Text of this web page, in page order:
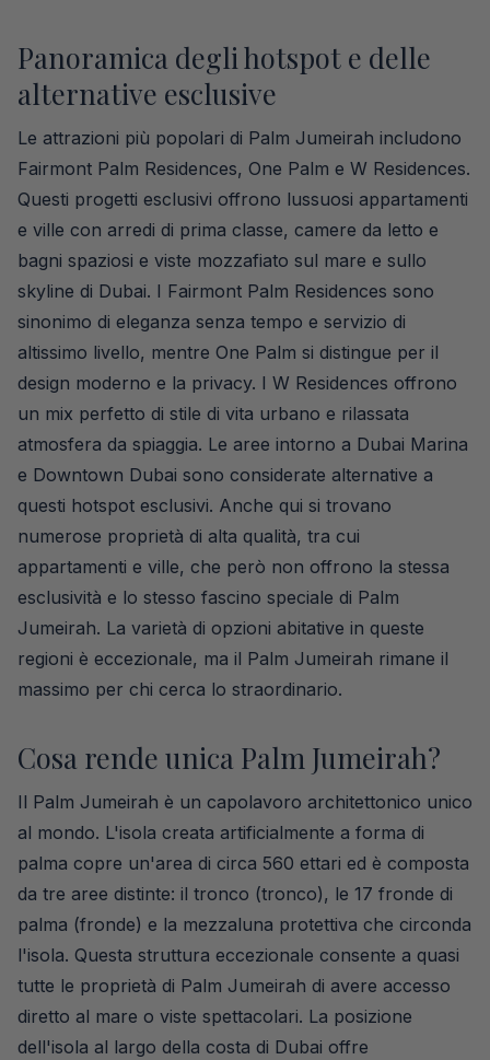
Panoramica degli hotspot e delle
alternative esclusive
Le attrazioni più popolari di Palm Jumeirah includono
Fairmont Palm Residences, One Palm e W Residences.
Questi progetti esclusivi offrono lussuosi appartamenti
e ville con arredi di prima classe, camere da letto e
bagni spaziosi e viste mozzafiato sul mare e sullo
skyline di Dubai. I Fairmont Palm Residences sono
sinonimo di eleganza senza tempo e servizio di
altissimo livello, mentre One Palm si distingue per il
design moderno e la privacy. I W Residences offrono
un mix perfetto di stile di vita urbano e rilassata
atmosfera da spiaggia. Le aree intorno a Dubai Marina
e Downtown Dubai sono considerate alternative a
questi hotspot esclusivi. Anche qui si trovano
numerose proprietà di alta qualità, tra cui
appartamenti e ville, che però non offrono la stessa
esclusività e lo stesso fascino speciale di Palm
Jumeirah. La varietà di opzioni abitative in queste
regioni è eccezionale, ma il Palm Jumeirah rimane il
massimo per chi cerca lo straordinario.
Cosa rende unica Palm Jumeirah?
Il Palm Jumeirah è un capolavoro architettonico unico
al mondo. L'isola creata artificialmente a forma di
palma copre un'area di circa 560 ettari ed è composta
da tre aree distinte: il tronco (tronco), le 17 fronde di
palma (fronde) e la mezzaluna protettiva che circonda
l'isola. Questa struttura eccezionale consente a quasi
tutte le proprietà di Palm Jumeirah di avere accesso
diretto al mare o viste spettacolari. La posizione
dell'isola al largo della costa di Dubai offre